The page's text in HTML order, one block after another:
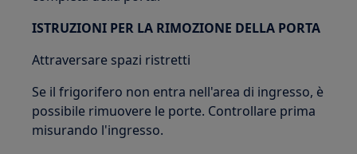
ISTRUZIONI PER LA RIMOZIONE DELLA PORTA
Attraversare spazi ristretti
Se il frigorifero non entra nell'area di ingresso, è
possibile rimuovere le porte. Controllare prima
misurando l'ingresso.